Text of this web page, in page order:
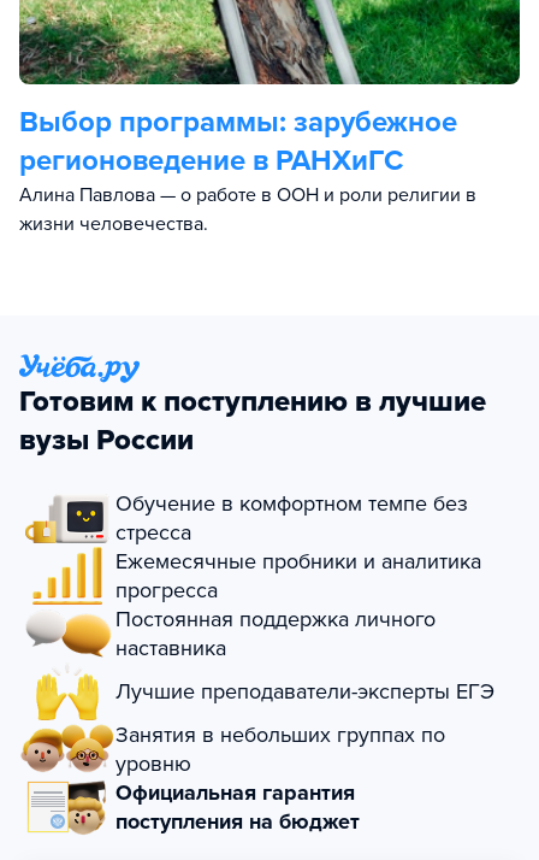
Выбор программы: зарубежное
регионоведение в РАНХиГС
Алина Павлова — о работе в ООН и роли религии в
жизни человечества.
Готовим к поступлению в лучшие
вузы России
Обучение в комфортном темпе без
стресса
Ежемесячные пробники и аналитика
прогресса
Постоянная поддержка личного
наставника
Лучшие преподаватели-эксперты ЕГЭ
Занятия в небольших группах по
уровню
Официальная гарантия
поступления на бюджет